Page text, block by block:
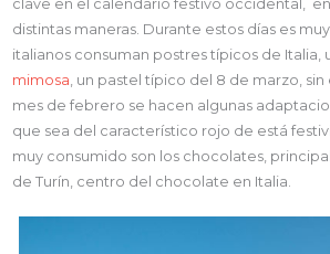
clave en el calendario festivo occidental,
distintas maneras. Durante estos días es
italianos consuman postres típicos de Italia,
mimosa , un pastel típico del 8 de marzo,
mes de febrero se hacen algunas
que sea del característico rojo de está
muy consumido son los chocolates,
de Turín, centro del chocolate en Italia.